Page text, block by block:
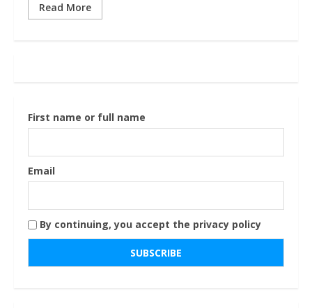
Read More
First name or full name
Email
By continuing, you accept the privacy policy